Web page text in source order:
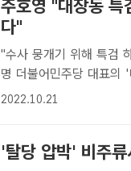
주호영 "대장동 특
다"
"수사 뭉개기 위해 특검 하자는 것" 주호영 국민의힘
명 더불어민주당 대표의
를 뭉개려는 것으로 온갖
2022.10.21
'탈당 압박' 비주